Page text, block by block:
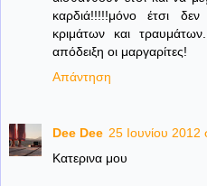
καρδιά!!!!!μόνο έτσι
κριμάτων και
απόδειξη οι μαργαρίτες!
Απάντηση
Dee Dee 25 Ιουνίου 2012
Κατερινα μου